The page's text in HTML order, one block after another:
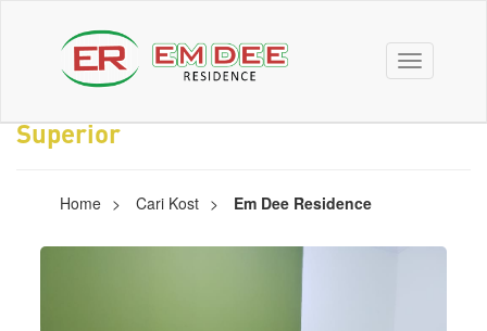
Toggle
navigation
Superior
Home Cari Kost Em Dee Residence